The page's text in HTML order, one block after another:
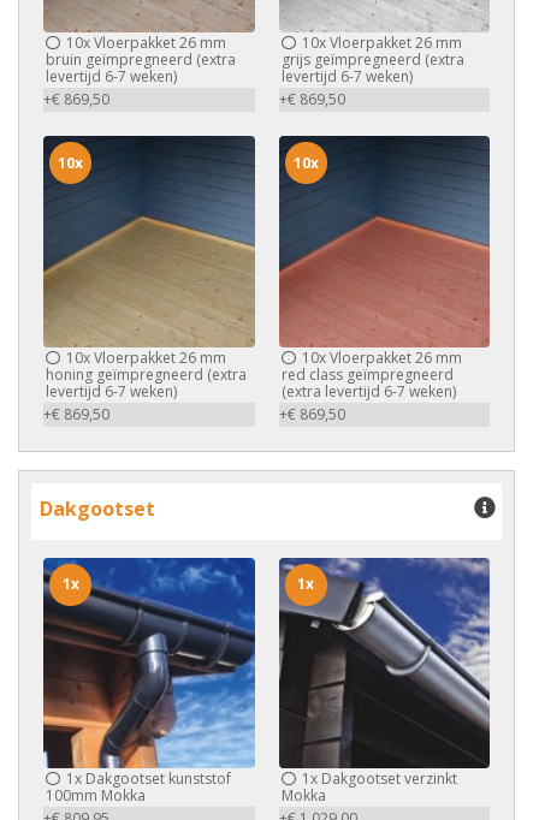
10xVloerpakket 26 mm
bruin geïmpregneerd (extra
levertijd 6-7 weken)
+€ 869,50
10xVloerpakket 26 mm
grijs geïmpregneerd (extra
levertijd 6-7 weken)
+€ 869,50
10xVloerpakket 26 mm
honing geïmpregneerd (extra
levertijd 6-7 weken)
+€ 869,50
10x
10xVloerpakket 26 mm
red class geïmpregneerd
(extra levertijd 6-7 weken)
+€ 869,50
10x
Dakgootset
1x Dakgootset kunststof
100mm Mokka
1x
1xDakgootset verzinkt
Mokka
1x